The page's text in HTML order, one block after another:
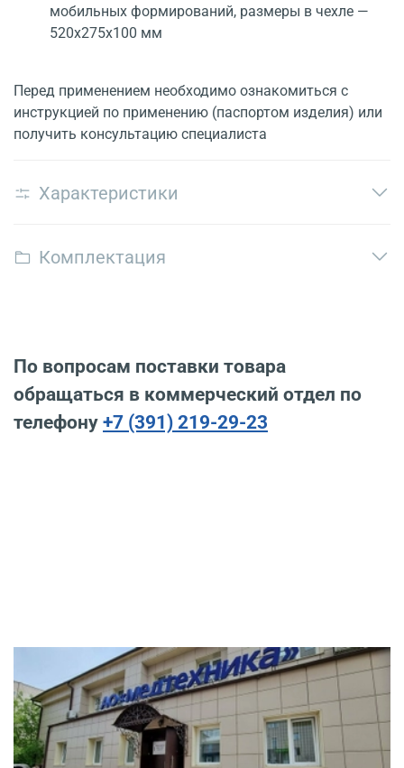
мобильных формирований, размеры в чехле —
520х275х100 мм
Перед применением необходимо ознакомиться с
инструкцией по применению (паспортом изделия) или
получить консультацию специалиста
Характеристики
Комплектация
По вопросам поставки товара
обращаться в коммерческий отдел по
телефону +7 (391) 219-29-23